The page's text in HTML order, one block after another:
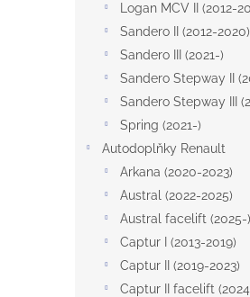
Logan MCV II (2012-
Sandero II (2012-2020)
Sandero III (2021-)
Sandero Stepway II
Sandero Stepway III
Spring (2021-)
Autodoplňky Renault
Arkana (2020-2023)
Austral (2022-2025)
Austral facelift (2025-)
Captur I (2013-2019)
Captur II (2019-2023)
Captur II facelift